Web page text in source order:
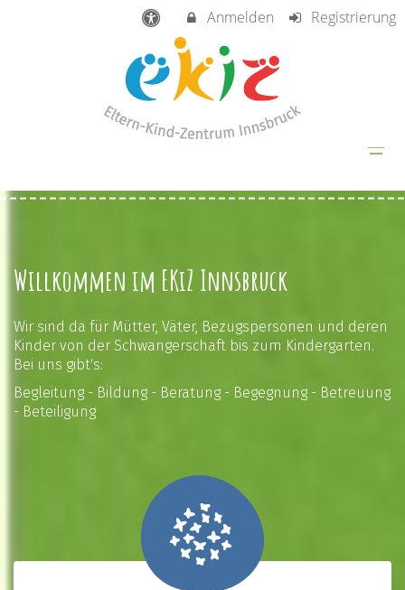
Anmelden Registrierung
Willkommen im EKiZ Innsbruck
Wir sind da für Mütter, Väter, Bezugspersonen und deren
Kinder von der Schwangerschaft bis zum Kindergarten.
Bei uns gibt's:
Begleitung - Bildung - Beratung - Begegnung - Betreuung
- Beteiligung